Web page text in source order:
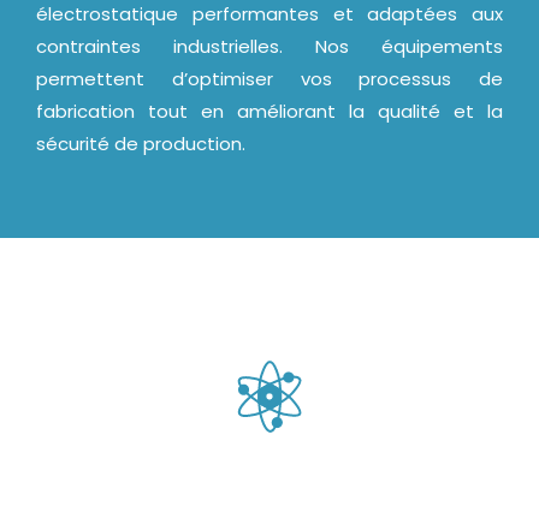
électrostatique performantes et adaptées aux
contraintes industrielles. Nos équipements
permettent d’optimiser vos processus de
fabrication tout en améliorant la qualité et la
sécurité de production.